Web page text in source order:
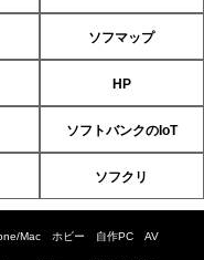
ソフマップ
HP
ソフトバンクのIoT
ソフクリ
Mac ホビー 自作PC AV